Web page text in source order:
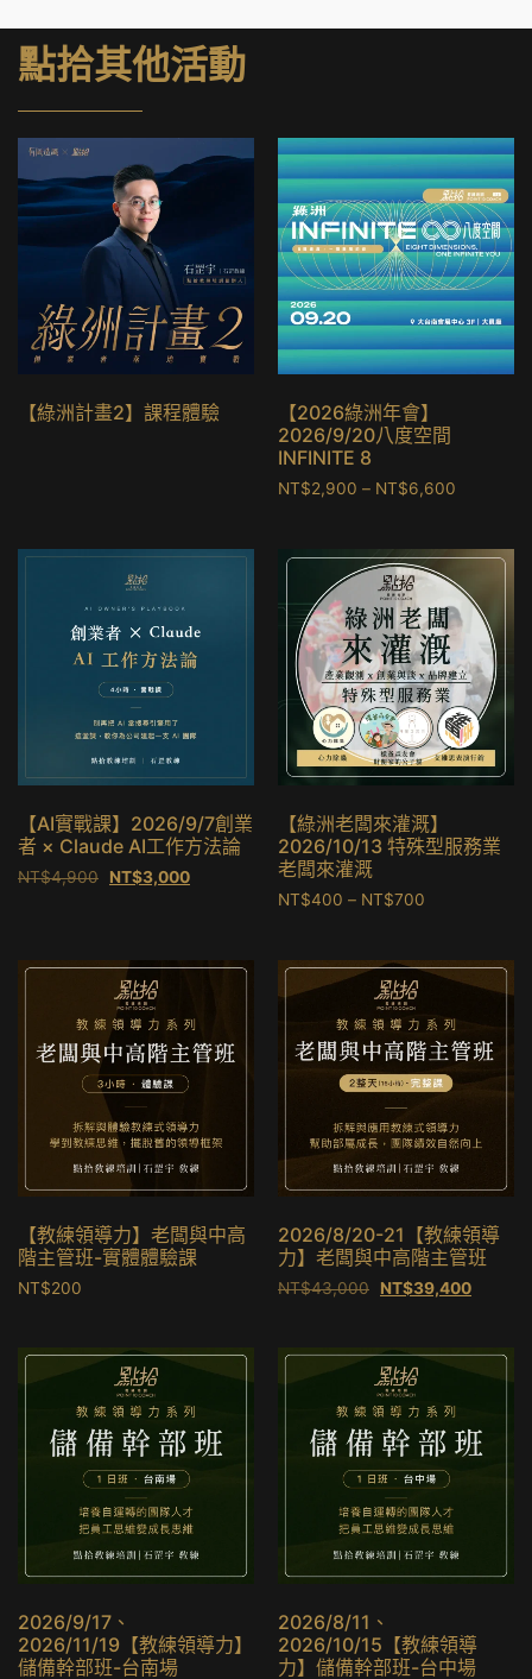
點拾其他活動
【綠洲計畫2】課程體驗
【2026綠洲年會】
2026/9/20八度空間
INFINITE 8
NT$2,900 – NT$6,600
【AI實戰課】2026/9/7創業
者 × Claude AI工作方法論
NT$4,900 NT$3,000
【綠洲老闆來灌溉】
2026/10/13 特殊型服務業
老闆來灌溉
NT$400 – NT$700
【教練領導力】老闆與中高
階主管班-實體體驗課
NT$200
2026/8/20-21【教練領導
力】老闆與中高階主管班
NT$43,000 NT$39,400
2026/9/17、
2026/11/19【教練領導力】
儲備幹部班-台南場
2026/8/11、
2026/10/15【教練領導
力】儲備幹部班-台中場